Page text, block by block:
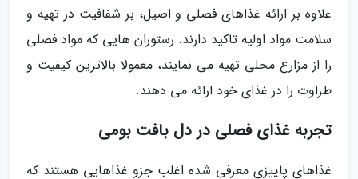
علاوه بر ارائه غذاهای فصلی و اصیل، بر شفافیت در تهیه و
سلامت مواد اولیه تاکید دارند. رستوران هایی که مواد فصلی
را از مزارع محلی تهیه می نمایند، معمولا بالاترین کیفیت و
طراوت را در غذای خود ارائه می دهند.
تجربه غذای فصلی در دل بافت بومی
غذاهای پاییزی معرفی شده اغلب جزو غذاهایی هستند که